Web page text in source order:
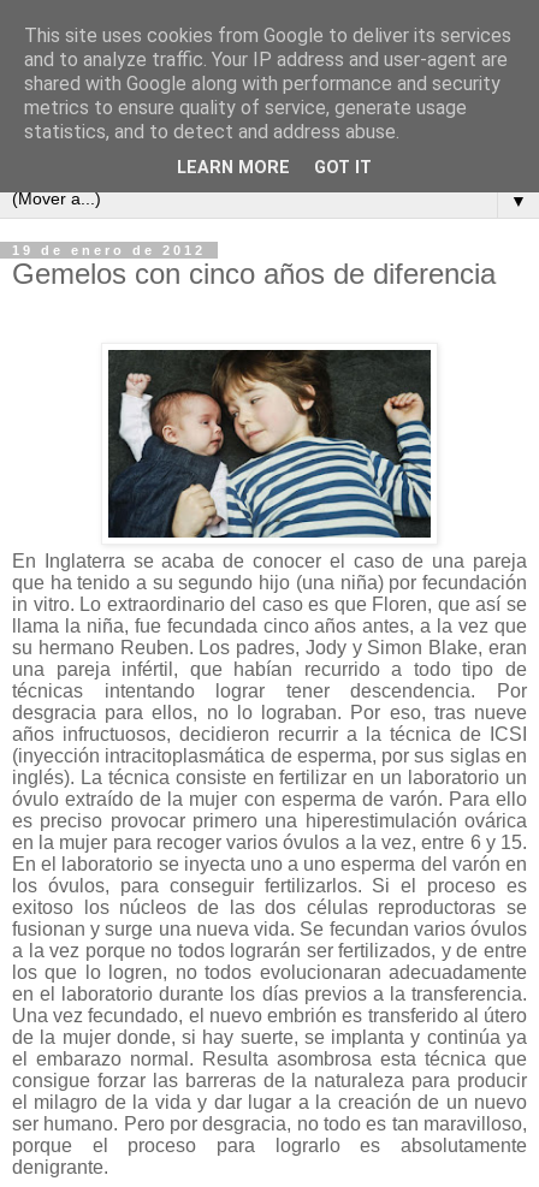
▼
19 de enero de 2012
Gemelos con cinco años de diferencia
En Inglaterra se acaba de conocer el caso de una pareja
que ha tenido a su segundo hijo (una niña) por fecundación
in vitro. Lo extraordinario del caso es que Floren, que así se
llama la niña, fue fecundada cinco años antes, a la vez que
su hermano Reuben. Los padres, Jody y Simon Blake, eran
una pareja infértil, que habían recurrido a todo tipo de
técnicas intentando lograr tener descendencia. Por
desgracia para ellos, no lo lograban. Por eso, tras nueve
años infructuosos, decidieron recurrir a la técnica de ICSI
(inyección intracitoplasmática de esperma, por sus siglas en
inglés). La técnica consiste en fertilizar en un laboratorio un
óvulo extraído de la mujer con esperma de varón. Para ello
es preciso provocar primero una hiperestimulación ovárica
en la mujer para recoger varios óvulos a la vez, entre 6 y 15.
En el laboratorio se inyecta uno a uno esperma del varón en
los óvulos, para conseguir fertilizarlos. Si el proceso es
exitoso los núcleos de las dos células reproductoras se
fusionan y surge una nueva vida. Se fecundan varios óvulos
a la vez porque no todos lograrán ser fertilizados, y de entre
los que lo logren, no todos evolucionaran adecuadamente
en el laboratorio durante los días previos a la transferencia.
Una vez fecundado, el nuevo embrión es transferido al útero
de la mujer donde, si hay suerte, se implanta y continúa ya
el embarazo normal. Resulta asombrosa esta técnica que
consigue forzar las barreras de la naturaleza para producir
el milagro de la vida y dar lugar a la creación de un nuevo
ser humano. Pero por desgracia, no todo es tan maravilloso,
porque el proceso para lograrlo es absolutamente
denigrante.
This site uses cookies from Google to deliver its services
and to analyze traffic. Your IP address and user-agent are
shared with Google along with performance and security
metrics to ensure quality of service, generate usage
statistics, and to detect and address abuse.
LEARN MORE GOT IT